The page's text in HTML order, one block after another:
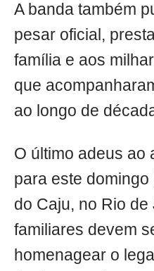
A banda também
pesar oficial,
família e aos
que
ao longo de
O último adeus ao
para este
do Caju, no Rio
familiares devem
homenagear o